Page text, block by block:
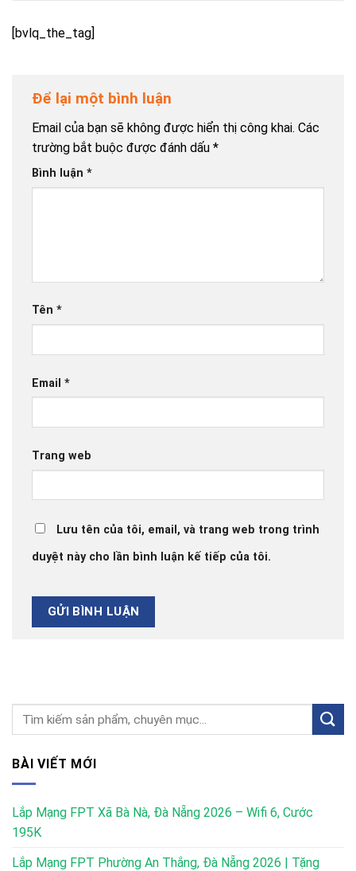
[bvlq_the_tag]
Để lại một bình luận
Email của bạn sẽ không được hiển thị công khai. Các
trường bắt buộc được đánh dấu *
Bình luận *
Tên *
Email *
Trang web
Lưu tên của tôi, email, và trang web trong trình
duyệt này cho lần bình luận kế tiếp của tôi.
BÀI VIẾT MỚI
Lắp Mạng FPT Xã Bà Nà, Đà Nẵng 2026 – Wifi 6, Cước
195K
Lắp Mạng FPT Phường An Thắng, Đà Nẵng 2026 | Tặng